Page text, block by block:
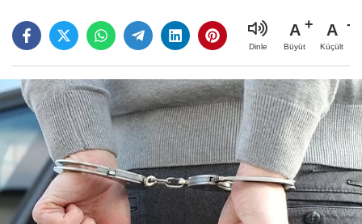
Dinle
A
Büyüt
A
Küçült